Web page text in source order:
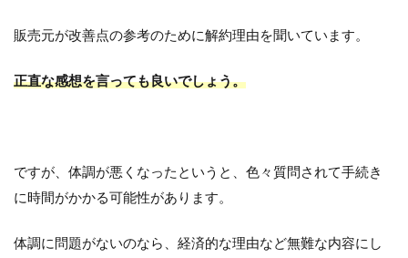
販売元が改善点の参考のために解約理由を聞いています。
正直な感想を言っても良いでしょう。
ですが、体調が悪くなったというと、色々質問されて手続き
に時間がかかる可能性があります。
体調に問題がないのなら、経済的な理由など無難な内容にし